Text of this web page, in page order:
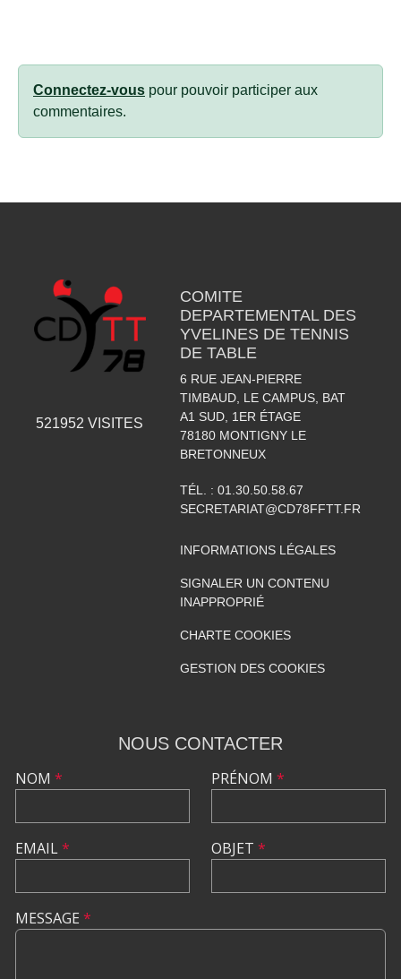
Connectez-vous pour pouvoir participer aux
commentaires.
521952 VISITES
COMITE
DEPARTEMENTAL DES
YVELINES DE TENNIS
DE TABLE
6 RUE JEAN-PIERRE
TIMBAUD, LE CAMPUS, BAT
A1 SUD, 1ER ÉTAGE
78180 MONTIGNY LE
BRETONNEUX
TÉL. : 01.30.50.58.67
SECRETARIAT@CD78FFTT.FR
INFORMATIONS LÉGALES
SIGNALER UN CONTENU
INAPPROPRIÉ
CHARTE COOKIES
GESTION DES COOKIES
NOUS CONTACTER
NOM *
EMAIL*
PRÉNOM *
OBJET *
MESSAGE *